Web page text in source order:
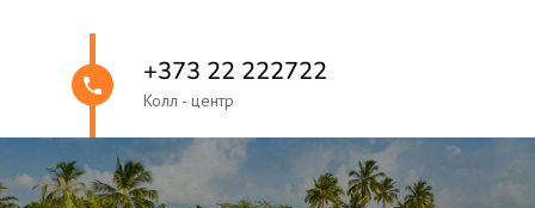
+373 22 222722
Колл - центр